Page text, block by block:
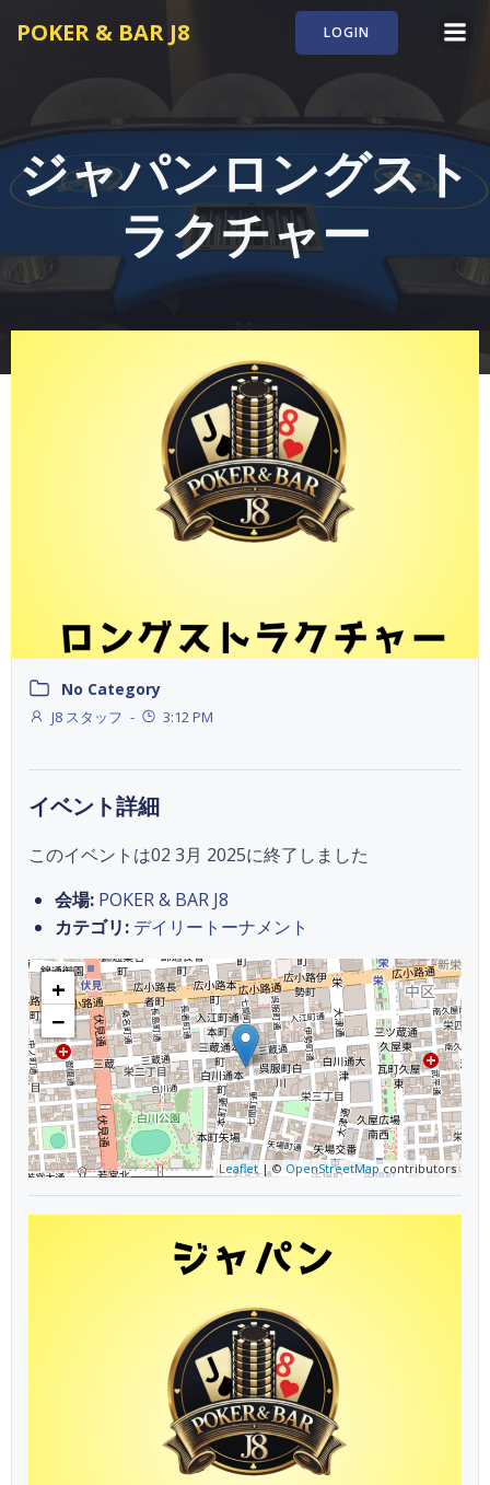
ス
キ
ッ
プ
POKER & BAR J8 LOGIN
ジャパンロングスト
ラクチャー
No Category
J8 スタッフ - 3:12 PM
イベント詳細
このイベントは02 3月 2025に終了しました
会場: POKER & BAR J8
カテゴリ: デイリートーナメント
+
−
Leaflet | © OpenStreetMapcontributors